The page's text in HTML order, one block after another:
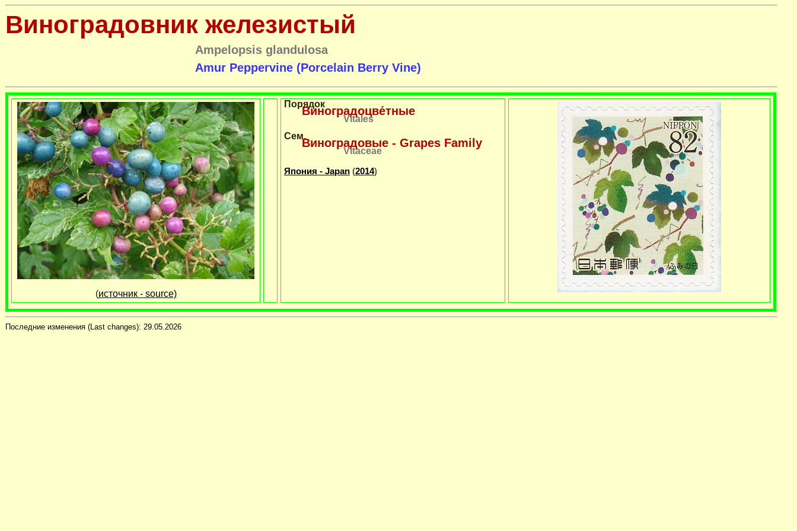
Виноградовник железистый
Ampelopsis glandulosa
Amur Peppervine (Porcelain Berry Vine)
(источник - source)
Порядок
Виноградоцве́тные
Vitales
Сем.
Виноградовые - Grapes Family
Vitaceae
Япония - Japan (2014)
Последние изменения (Last changes): 29.05.2026